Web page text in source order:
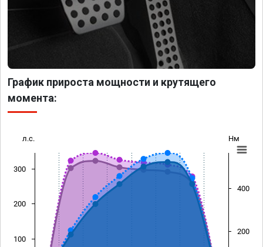
График прироста мощности и крутящего
момента:
л.с. Нм
100
200
300
200
400